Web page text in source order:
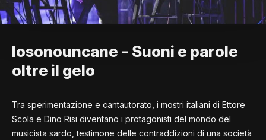
Iosonouncane - Suoni e parole
oltre il gelo
Tra sperimentazione e cantautorato, i mostri italiani di Ettore
Scola e Dino Risi diventano i protagonisti del mondo del
musicista sardo, testimone delle contraddizioni di una società